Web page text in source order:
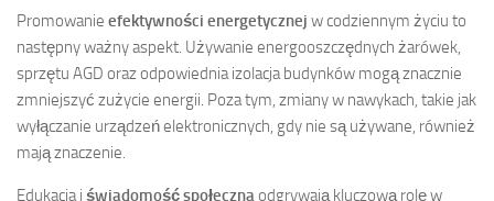
Promowanie efektywności energetycznej w codziennym życiu to
następny ważny aspekt. Używanie energooszczędnych żarówek,
sprzętu AGD oraz odpowiednia izolacja budynków mogą znacznie
zmniejszyć zużycie energii. Poza tym, zmiany w nawykach, takie jak
wyłączanie urządzeń elektronicznych, gdy nie są używane, również
mają znaczenie.
Edukacja i świadomość społecznaodgrywają kluczową rolę w